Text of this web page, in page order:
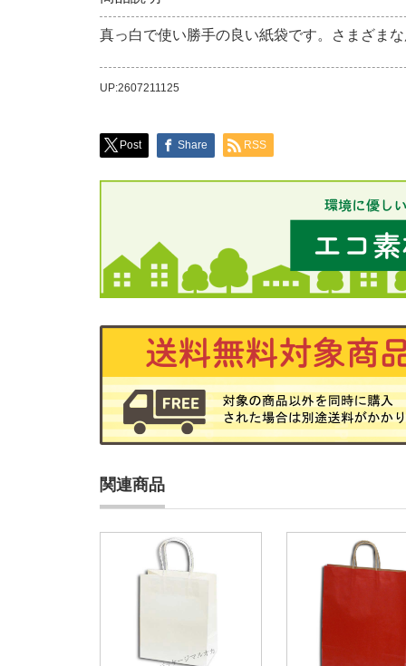
真っ白で使い勝手の良い紙袋です。さまざま
UP:2607211125
Post Share RSS
関連商品